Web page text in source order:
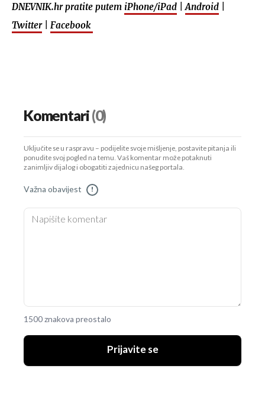
DNEVNIK.hr pratite putem iPhone/iPad Android
Twitter| Facebook
Komentari(0)
Uključite se u raspravu – podijelite svoje mišljenje, postavite pitanja ili
ponudite svoj pogled na temu. Vaš komentar može potaknuti
zanimljiv dijalog i obogatiti zajednicu našeg portala.
Važna obavijest !
1500 znakova preostalo
Prijavite se